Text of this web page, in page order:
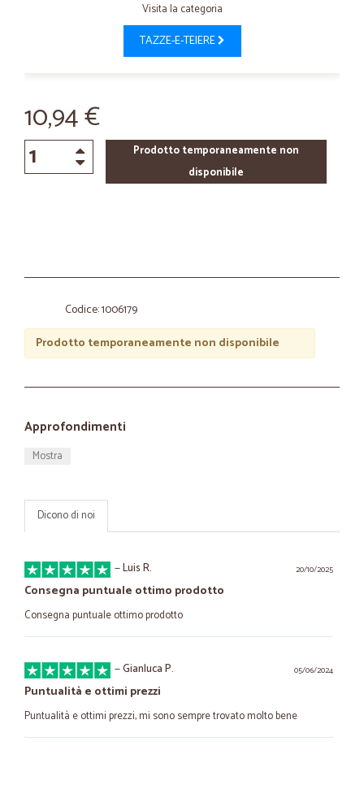
Visita la categoria
TAZZE-E-TEIERE
10,94 €
Prodotto temporaneamente non
disponibile
Codice: 1006179
Prodotto temporaneamente non disponibile
Approfondimenti
Mostra
Dicono di noi
20/10/2025
—Luis R.
Consegna puntuale ottimo prodotto
Consegna puntuale ottimo prodotto
05/06/2024
—Gianluca P.
Puntualità e ottimi prezzi
Puntualità e ottimi prezzi, mi sono sempre trovato molto bene